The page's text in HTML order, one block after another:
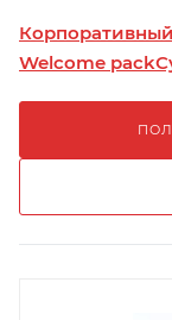
Welcome pack